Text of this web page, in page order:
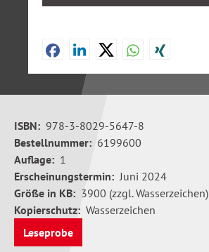
ISBN: 978-3-8029-5647-8
Bestellnummer: 6199600
Auflage: 1
Erscheinungstermin: Juni 2024
Größe in KB: 3900 (zzgl. Wasserzeichen)
Kopierschutz: Wasserzeichen
Leseprobe